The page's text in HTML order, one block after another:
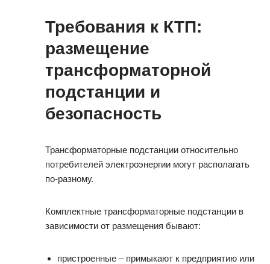
Требования к КТП:
размещение
трансформаторной
подстанции и
безопасность
Трансформаторные подстанции относительно
потребителей электроэнергии могут располагать
по-разному.
Комплектные трансформаторные подстанции в
зависимости от размещения бывают:
пристроенные – примыкают к предприятию или